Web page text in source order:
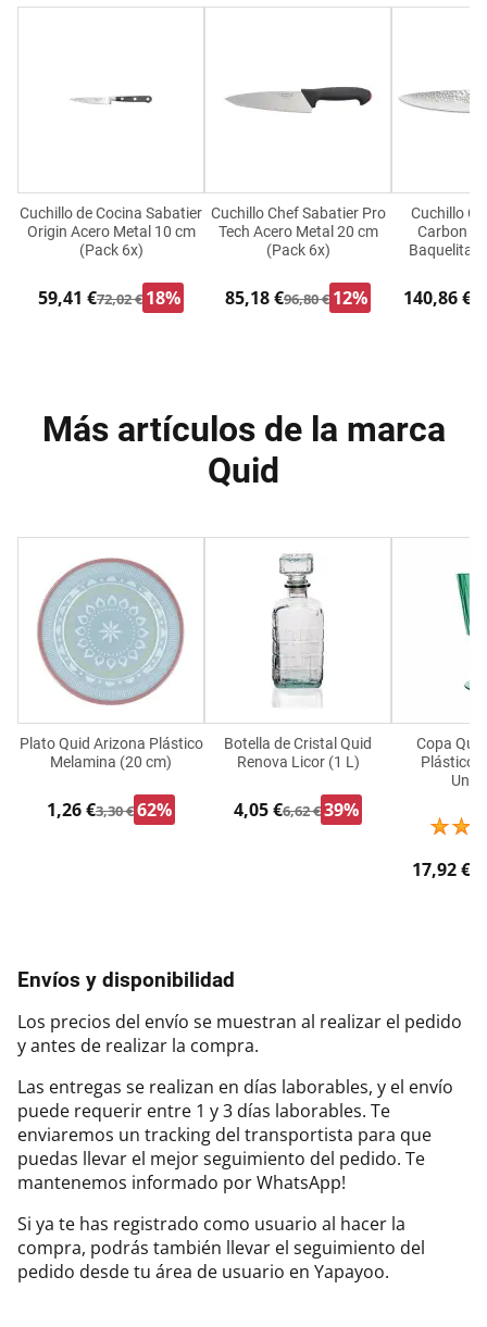
Cuchillo de Cocina Sabatier
Origin Acero Metal 10 cm
(Pack 6x)
59,41 €72,02 € 18%
Cuchillo Chef Sabatier Pro
Tech Acero Metal 20 cm
(Pack 6x)
85,18 €96,80 € 12%
Cuchillo
Carbon
Baquelita
140,86 €
Más artículos de la marca
Quid
Plato Quid Arizona Plástico
Melamina (20 cm)
1,26 €3,30 €62%
Botella de Cristal Quid
Renova Licor (1 L)
4,05 €6,62 €39%
Copa
Plástico
17,92 €
Envíos y disponibilidad
Los precios del envío se muestran al realizar el pedido
y antes de realizar la compra.
Las entregas se realizan en días laborables, y el envío
puede requerir entre 1 y 3 días laborables. Te
enviaremos un tracking del transportista para que
puedas llevar el mejor seguimiento del pedido. Te
mantenemos informado por WhatsApp!
Si ya te has registrado como usuario al hacer la
compra, podrás también llevar el seguimiento del
pedido desde tu área de usuario en Yapayoo.